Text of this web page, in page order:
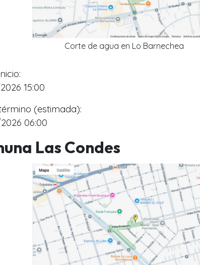
Corte de agua en Lo Barnechea
15:00
(estimada):
06:00
Las Condes